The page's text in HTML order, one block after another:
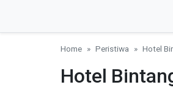
Home Peristiwa Hotel
Hotel